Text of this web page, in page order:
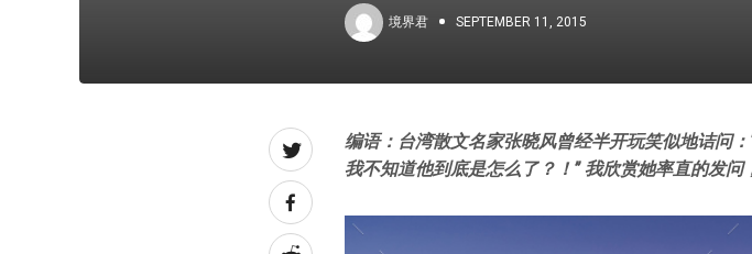
境界君 SEPTEMBER 11, 2015
编语：台湾散文名家张晓风曾经半开玩笑似地诘问
我不知道他到底是怎么了？！” 我欣赏她率直的发问